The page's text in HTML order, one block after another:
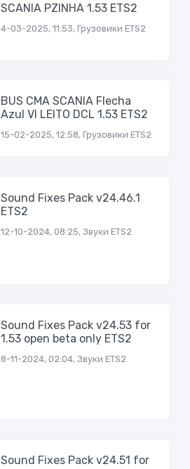
SCANIA PZINHA 1.53 ETS2
4-03-2025, 11:53, Грузовики ETS2
BUS CMA SCANIA Flecha
Azul VI LEITO DCL 1.53 ETS2
15-02-2025, 12:58, Грузовики ETS2
Sound Fixes Pack v24.46.1
ETS2
12-10-2024, 08:25, Звуки ETS2
Sound Fixes Pack v24.53 for
1.53 open beta only ETS2
8-11-2024, 02:04, Звуки ETS2
Sound Fixes Pack v24.51 for